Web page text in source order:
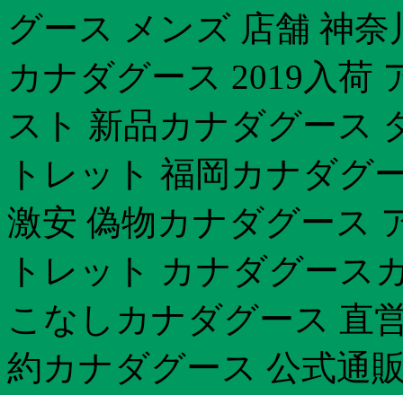
グース メンズ 店舗 神
カナダグース 2019入荷
スト 新品カナダグース
トレット 福岡カナダグ
激安 偽物カナダグース
トレット カナダグース
こなしカナダグース 直
約カナダグース 公式通